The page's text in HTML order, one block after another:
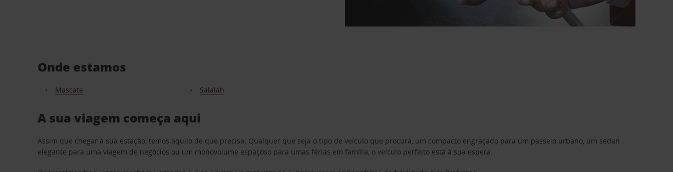
Onde estamos
Mascate Salalah
A sua viagem começa aqui
Assim que chegar à sua estação, temos aquilo de que precisa. Qualquer que seja o tipo de veículo que procura, um compacto engraçado para um passeio urbano, um sedan
elegante para uma viagem de negócios ou um monovolume espaçoso para umas férias em família, o veículo perfeito está à sua espera.